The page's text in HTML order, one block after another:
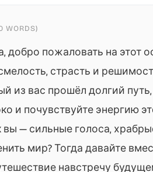
добро пожаловать на этот
страсть и
из вас прошёл долгий
и почувствуйте энергию
вы — сильные голоса,
мир? Тогда давайте
навстречу